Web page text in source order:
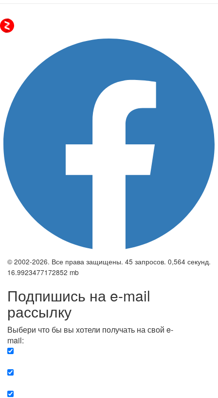
© 2002-2026. Все права защищены. 45 запросов. 0,564 секунд.
16.9923477172852 mb
Подпишись на e-mail
рассылку
Выбери что бы вы хотели получать на свой e-
mail: